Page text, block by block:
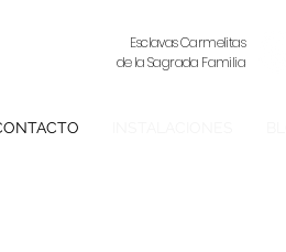
Esclavas Carmelitas
de la Sagrada Familia